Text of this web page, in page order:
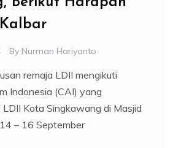
By Nurman Hariyanto
remaja LDII mengikuti
Indonesia (CAI) yang
Kota Singkawang di Masjid
– 16 September